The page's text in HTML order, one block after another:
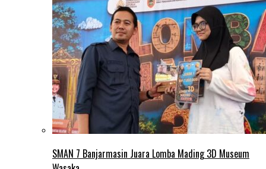
SMAN 7 Banjarmasin Juara Lomba Mading 3D Museum